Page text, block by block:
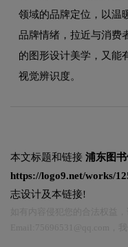
领域的品牌定位，以温
品牌情绪，拉近与消费
的图形设计美学，又能
视觉辨识度。
本文标题和链接 浦东图
https://logo9.net/works/
志设计及本链接!